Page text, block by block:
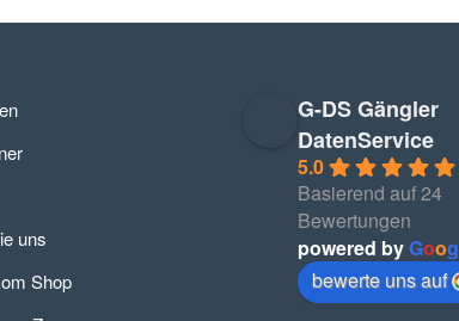
uns
Shop
G-DS Gängler
DatenService
5.0
Basierend auf 24
Bewertungen
powered byGoog
bewerte uns auf